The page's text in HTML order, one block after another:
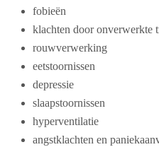
fobieën
klachten door onverwerkte
rouwverwerking
eetstoornissen
depressie
slaapstoornissen
hyperventilatie
angstklachten en